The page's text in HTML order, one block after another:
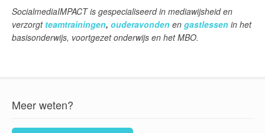
SocialmediaIMPACT is gespecialiseerd in mediawijsheid en
verzorgt teamtrainingen, ouderavonden en gastlessen in het
basisonderwijs, voortgezet onderwijs en het MBO.
Meer weten?